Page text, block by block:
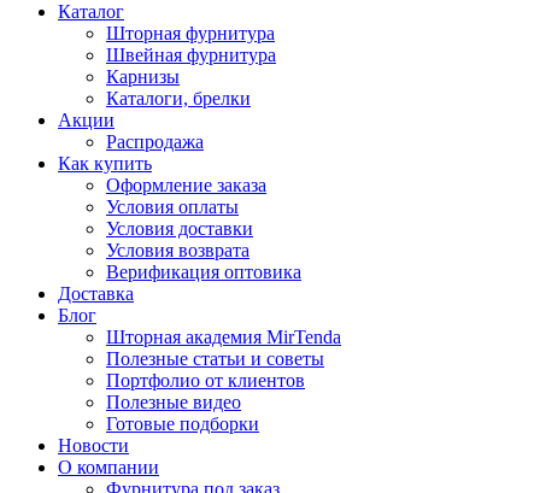
Каталог
Шторная фурнитура
Швейная фурнитура
Карнизы
Каталоги, брелки
Акции
Распродажа
Как купить
Оформление заказа
Условия оплаты
Условия доставки
Условия возврата
Верификация оптовика
Доставка
Блог
Шторная академия MirTenda
Полезные статьи и советы
Портфолио от клиентов
Полезные видео
Готовые подборки
Новости
О компании
Фурнитура под заказ